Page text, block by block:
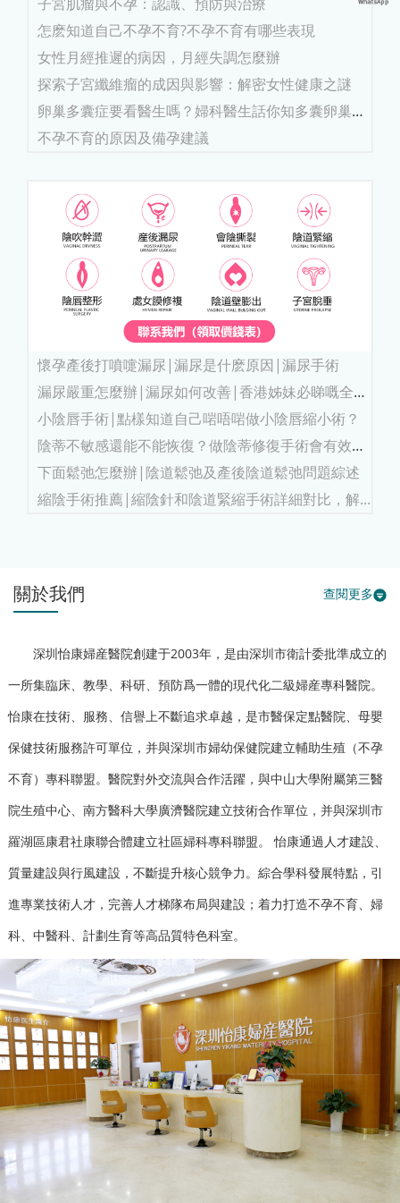
怎麽知道自己不孕不育?不孕不育有哪些表現
女性月經推遲的病因，月經失調怎麼辦
探索子宮纖維瘤的成因與影響：解密女性健康之謎
卵巢多囊症要看醫生嗎？婦科醫生話你知多囊卵巢
要...
不孕不育的原因及備孕建議
懷孕產後打噴嚏漏尿|漏尿是什麽原因|漏尿手術
漏尿嚴重怎麼辦|漏尿如何改善|香港姊妹必睇嘅全
方...
小陰唇手術|點樣知道自己啱唔啱做小陰唇縮小術？
陰蒂不敏感還能不能恢復？做陰蒂修復手術會有效
果...
下面鬆弛怎麼辦|陰道鬆弛及產後陰道鬆弛問題綜述
縮陰手術推薦|縮陰針和陰道緊縮手術詳細對比，解...
關於我們 查閱更多
深圳怡康婦産醫院創建于2003年，是由深圳市衛計委批準成立的
一所集臨床、教學、科研、預防爲一體的現代化二級婦産專科醫院。
怡康在技術、服務、信譽上不斷追求卓越，是市醫保定點醫院、母嬰
保健技術服務許可單位，并與深圳市婦幼保健院建立輔助生殖（不孕
不育）專科聯盟。醫院對外交流與合作活躍，與中山大學附屬第三醫
院生殖中心、南方醫科大學廣濟醫院建立技術合作單位，并與深圳市
羅湖區康君社康聯合體建立社區婦科專科聯盟。 怡康通過人才建設、
質量建設與行風建設，不斷提升核心競争力。綜合學科發展特點，引
進專業技術人才，完善人才梯隊布局與建設；着力打造不孕不育、婦
科、中醫科、計劃生育等高品質特色科室。